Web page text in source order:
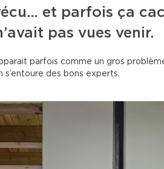
et parfois ça
pas vues venir.
parfois comme un gros
s’entoure des bons experts.